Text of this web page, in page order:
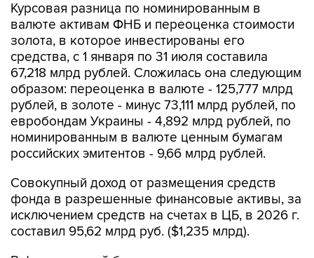
Курсовая разница по номинированным в
валюте активам ФНБ и переоценка стоимости
золота, в которое инвестированы его
средства, с 1 января по 31 июля составила
67,218 млрд рублей. Сложилась она следующим
образом: переоценка в валюте - 125,777 млрд
рублей, в золоте - минус 73,111 млрд рублей, по
евробондам Украины - 4,892 млрд рублей, по
номинированным в валюте ценным бумагам
российских эмитентов - 9,66 млрд рублей.
Совокупный доход от размещения средств
фонда в разрешенные финансовые активы, за
исключением средств на счетах в ЦБ, в 2026 г.
составил 95,62 млрд руб. ($1,235 млрд).